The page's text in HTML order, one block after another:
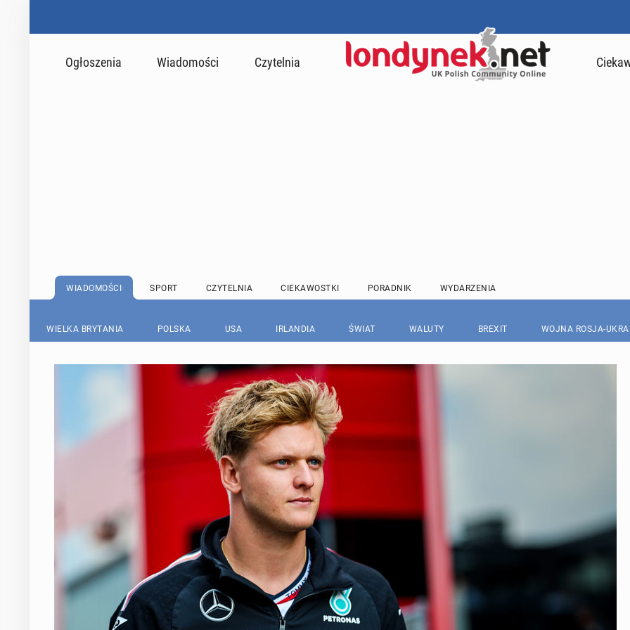
Ogłoszenia Wiadomości Czytelnia
WIADOMOŚCI SPORT CZYTELNIA CIEKAWOSTKI PORADNIK WYDARZENIA
WIELKA BRYTANIA POLSKA USA IRLANDIA ŚWIAT WALUTY BREXIT WOJNA ROSJA-